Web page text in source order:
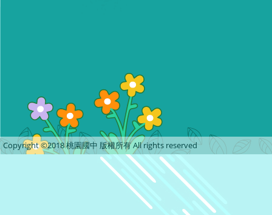
Copyright ©2018 桃園國中 版權所有 All rights reserved